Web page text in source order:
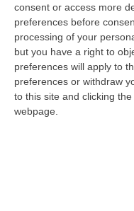
consent or access more
preferences before
processing of your
but you have a right to
preferences will apply to
preferences or withdraw
to this site and clicking
webpage.
“damnatio
mia madre. Ho
disappunto che si
contiguità con
d’Italia,
sostenuta dal